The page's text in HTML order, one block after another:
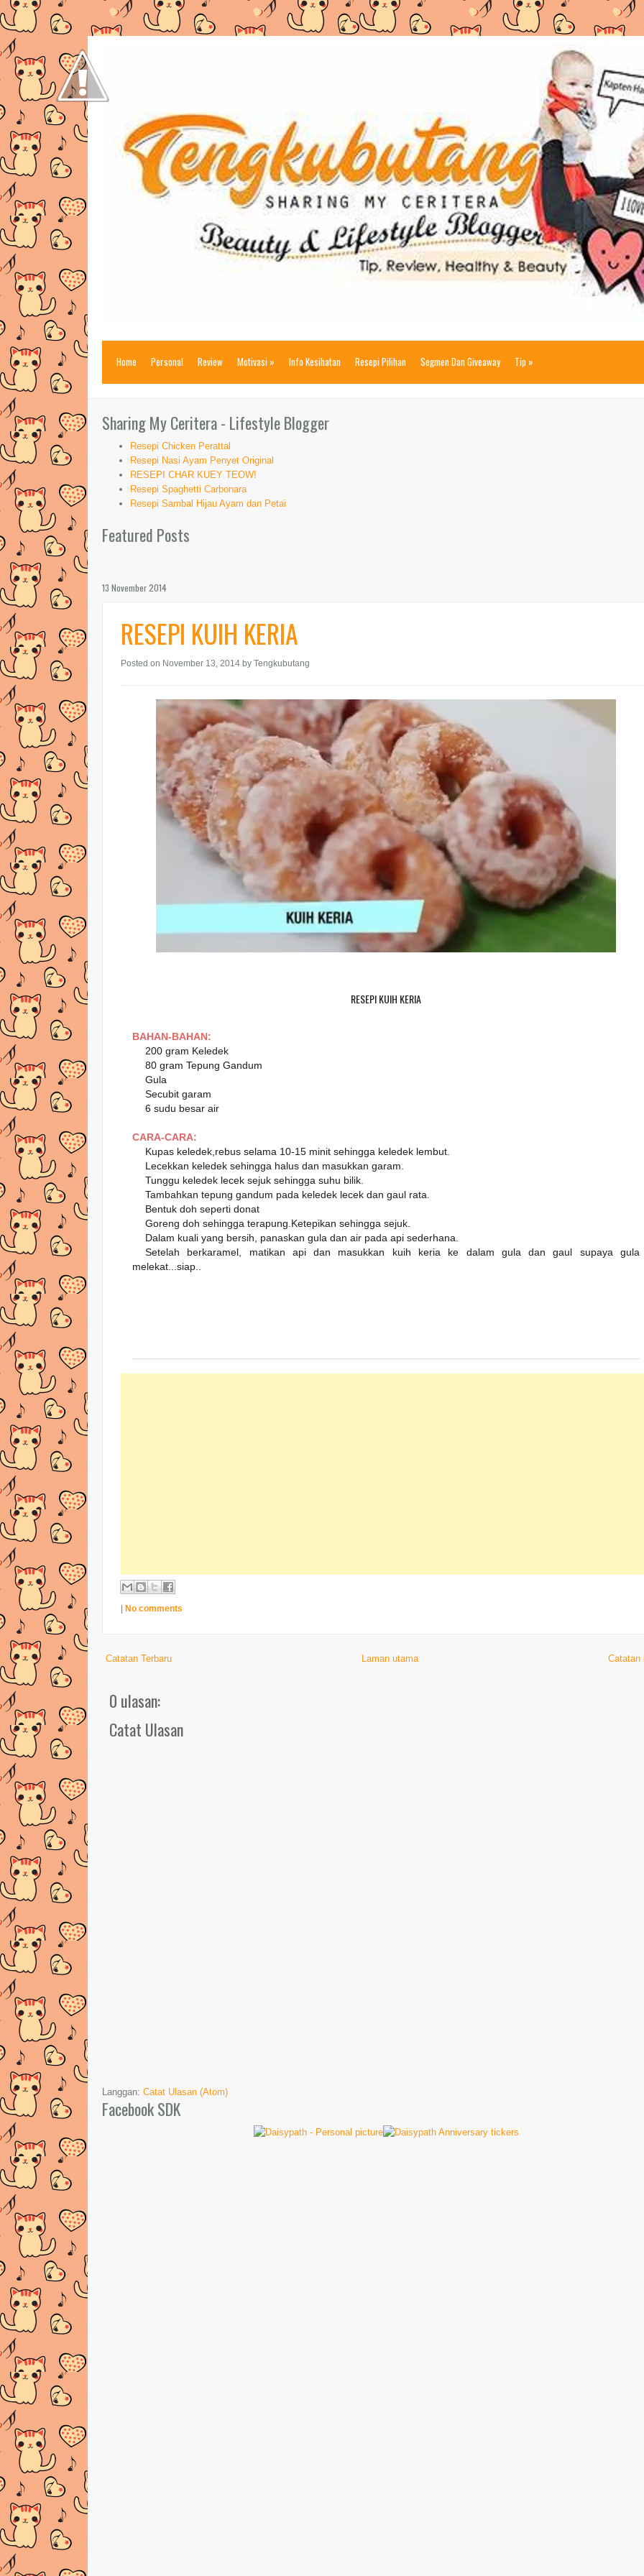
Home Personal Review Motivasi » Info Kesihatan Resepi Pilihan Segmen Dan Giveaway Tip »
Sharing My Ceritera - Lifestyle Blogger
Resepi Chicken Perattal
Resepi Nasi Ayam Penyet Original
RESEPI CHAR KUEY TEOW!
Resepi Spaghetti Carbonara
Resepi Sambal Hijau Ayam dan Petai
Featured Posts
13 November 2014
RESEPI KUIH KERIA
Posted on November 13, 2014 by Tengkubutang
RESEPI KUIH KERIA
BAHAN-BAHAN:
👉200 gram Keledek
👉80 gram Tepung Gandum
👉Gula
👉Secubit garam
👉6 sudu besar air
CARA-CARA:
Kupas keledek,rebus selama 10-15 minit sehingga keledek lembut.
Lecekkan keledek sehingga halus dan masukkan garam.
Tunggu keledek lecek sejuk sehingga suhu bilik.
Tambahkan tepung gandum pada keledek lecek dan gaul rata.
Bentuk doh seperti donat
Goreng doh sehingga terapung.Ketepikan sehingga sejuk.
Dalam kuali yang bersih, panaskan gula dan air pada api sederhana.
Setelah berkaramel, matikan api dan masukkan kuih keria ke dalam gula dan gaul supaya gula
melekat...siap..
| No comments
Catatan Terbaru Catatan
Laman utama
0 ulasan:
Catat Ulasan
Langgan: Catat Ulasan (Atom)
Facebook SDK